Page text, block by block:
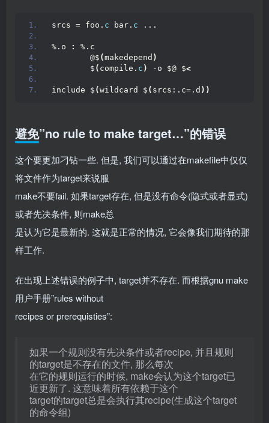
srcs = foo. c bar. c ...
%.o :
%.c
        @$
(makedepend )
        $
( compile. c ) -o $@ $<
include $ (wildcard $ ( srcs:.c=.d ))
避免”no rule to make target…”的错误
这个要更加刁钻一些. 但是, 我们可以通过在makefile中仅仅
将文件作为target来说服
make不要fail. 如果target存在, 但是没有命令(隐式或者显式)
或者先决条件, 则make总
是认为它是最新的. 这就是正常的情况, 它会像我们期待的那
样工作.
在出现上述错误的例子中, target并不存在. 而根据gnu make
用户手册”rules without
recipes or prerequisties”:
如果一个规则没有先决条件或者recipe, 并且规则
的target是不存在的文件, 那么每次
在它的规则运行的时候, make会认为这个target已
近更新了. 这意味着所有依赖于这个
target的target总是会执行其recipe(生成这个target
的命令组)